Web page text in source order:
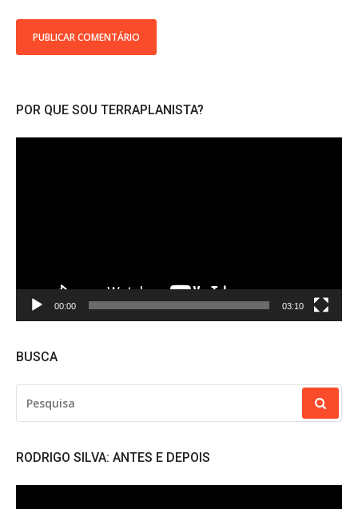
POR QUE SOU TERRAPLANISTA?
00:00 03:10
BUSCA
POR:
RODRIGO SILVA: ANTES E DEPOIS